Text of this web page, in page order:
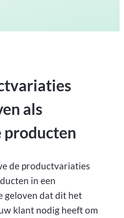
als
de productvariaties
in een
geloven dat dit het
klant nodig heeft om